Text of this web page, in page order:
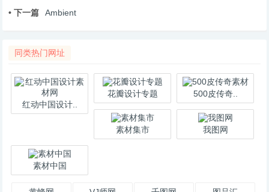
• 下一篇
Ambient
同类热门网址
红动中国设计..
花瓣设计专题 500皮传奇..
素材集市 我图网
素材中国